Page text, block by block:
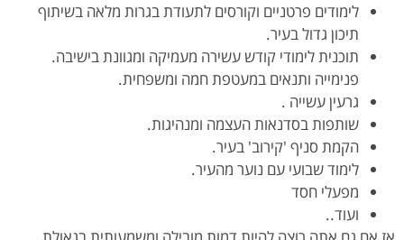
לימודים פרטניים וקורסים לתעודת בגרות מלאה בשיתוף
תיכון גדול בעיר.
תוכנית לימודי קודש עשירה מעמיקה ומגוונת בישיבה.
פנימייה ותנאים במעטפת חמה ומשפחית.
גרעין עשייה .
שותפות בסדנאות העצמה ומנהיגות.
הקמת סניף 'קירוב' בעיר.
לימוד שבועי עם נוער מהעיר.
מפעלי חסד
ועוד..